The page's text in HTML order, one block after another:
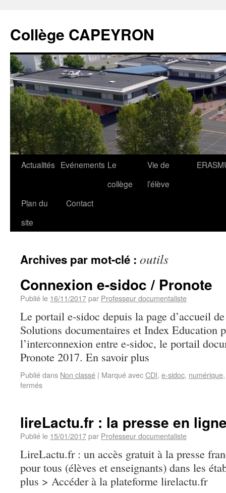
Collège CAPEYRON
Actualités Evénements Le
collège
Vie de
l’élève
Plan du
site
Contact
Archives par mot-clé : outils
Connexion e-sidoc / Pronote
Publié le 16/11/2017par Professeur documentaliste
Le portail e-sidoc depuis la page d’accueil
Solutions documentaires et Index Education
l’interconnexion entre e-sidoc, le portail
Pronote 2017. En savoir plus
Publié dans Non classé | Marqué avecCDI, e-sidoc, numérique
fermés
lireLactu.fr : la presse en
Publié le 15/01/2017par Professeur documentaliste
LireLactu.fr : un accès gratuit à la presse
pour tous (élèves et enseignants) dans les
plus > Accéder à la plateforme lirelactu.fr